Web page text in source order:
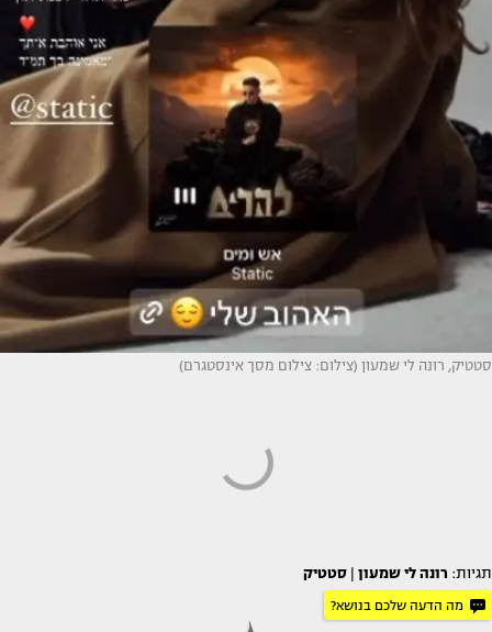
סטטיק, רונה לי שמעון (צילום: צילום מסך אינסטגרם)
תגיות: רונה לי שמעון סטטיק
מה הדעה שלכם בנושא?